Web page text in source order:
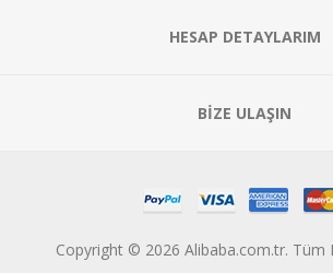
HESAP DETAYLARIM
BİZE ULAŞIN
Copyright © 2026 Alibaba.com.tr. Tüm